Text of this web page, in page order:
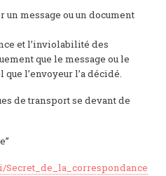
un message ou un document
et l’inviolabilité des
que le message ou le
l’envoyeur l’a décidé.
de transport se devant de